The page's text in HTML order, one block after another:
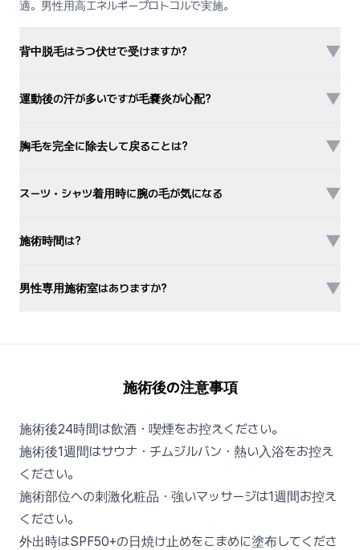
適。男性用高エネルギープロトコルで実施。
背中脱毛はうつ伏せで受けますか? ▼
運動後の汗が多いですが毛嚢炎が心配? ▼
胸毛を完全に除去して戻ることは? ▼
スーツ・シャツ着用時に腕の毛が気になる ▼
施術時間は? ▼
男性専用施術室はありますか? ▼
施術後の注意事項
施術後24時間は飲酒・喫煙をお控えください。
施術後1週間はサウナ・チムジルバン・熱い入浴をお控え
ください。
施術部位への刺激化粧品・強いマッサージは1週間お控え
ください。
外出時はSPF50+の日焼け止めをこまめに塗布してくださ